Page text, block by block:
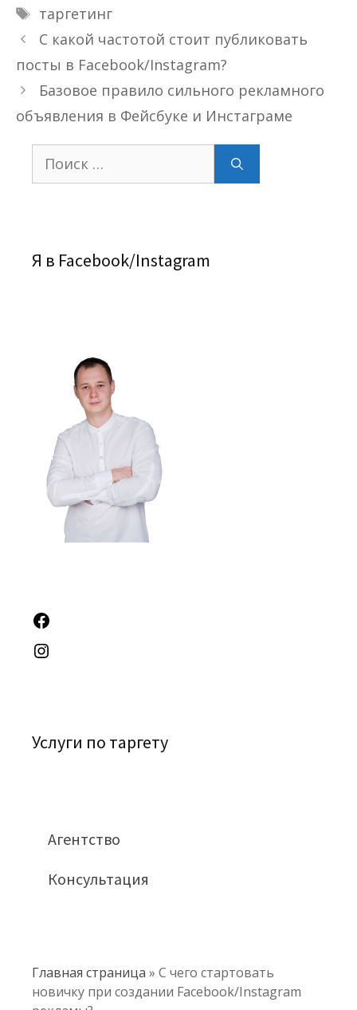
Метки
таргетинг
С какой частотой стоит публиковать
посты в Facebook/Instagram?
Базовое правило сильного рекламного
объявления в Фейсбуке и Инстаграме
Я в Facebook/Instagram
Услуги по таргету
Агентство
Консультация
Главная страница » С чего стартовать
новичку при создании Facebook/Instagram